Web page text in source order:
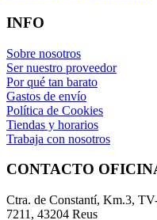
INFO
Sobre nosotros
Ser nuestro proveedor
Por qué tan barato
Gastos de envío
Política de Cookies
Tiendas y horarios
Trabaja con nosotros
CONTACTO
Ctra. de Constantí, Km.3,
7211, 43204 Reus